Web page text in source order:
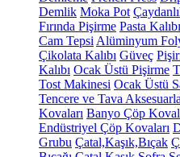
Demlik Moka Pot
Fırında Pişirme Pasta Kalıbı
Cam Tepsi Alüminyum
Çikolata Kalıbı Güveç
Kalıbı Ocak Üstü Pişirme
Tost Makinesi Ocak Üstü
Tencere ve Tava
Kovaları Banyo Çöp
Endüstriyel Çöp Kovaları
Grubu Çatal,Kaşık,Bıçak